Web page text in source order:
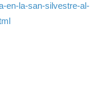
en-la-san-silvestre-al-